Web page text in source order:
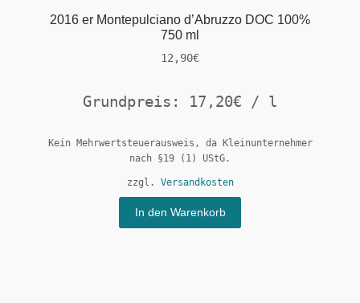
2016 er Montepulciano d’Abruzzo DOC 100%
750 ml
12,90€
Grundpreis: 17,20€ / l
Kein Mehrwertsteuerausweis, da Kleinunternehmer
nach §19 (1) UStG.
zzgl. Versandkosten
In den Warenkorb